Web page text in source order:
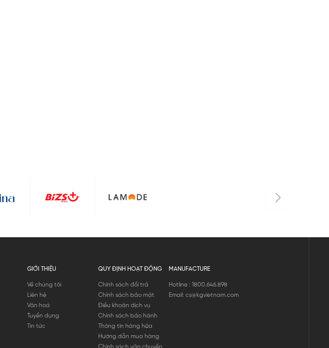
GIỚI THIỆU
Về chúng tôi
Liên hệ
Văn hoá
Tuyển dụng
Tin tức
QUY ĐỊNH HOẠT ĐỘNG
Chính sách đổi trả
Chính sách bảo mật
Điều khoản dịch vụ
Chính sách bảo hành
Thông tin hàng hóa
Hướng dẫn mua hàng
Chính sách vận chuyển
MANUFACTURE
Hotline : 1800.646.898
Email: cs@kgvietnam.com